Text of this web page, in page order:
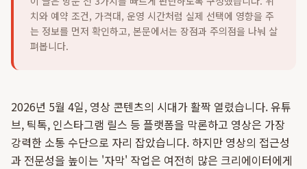
치와 예약 조건, 가격대, 운영 시간처럼 실제 선택에 영향을 주
는 정보를 먼저 확인하고, 본문에서는 장점과 주의점을 나눠 살
펴봅니다.
2026년 5월 4일, 영상 콘텐츠의 시대가 활짝 열렸습니다. 유튜
브, 틱톡, 인스타그램 릴스 등 플랫폼을 막론하고 영상은 가장
강력한 소통 수단으로 자리 잡았습니다. 하지만 영상의 접근성
과 전문성을 높이는 '자막' 작업은 여전히 많은 크리에이터에게